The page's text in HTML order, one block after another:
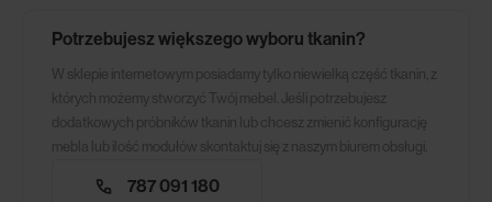
Potrzebujesz większego wyboru tkanin?
W sklepie internetowym posiadamy tylko niewielką część tkanin, z
których możemy stworzyć Twój mebel. Jeśli potrzebujesz
dodatkowych próbników tkanin lub chcesz zmienić konfigurację
mebla lub ilość modułów skontaktuj się z naszym biurem obsługi.
787 091 180